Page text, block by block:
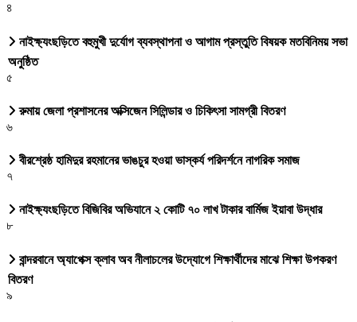
৪
নাইক্ষ্যংছড়িতে বহুমুখী দুর্যোগ ব্যবস্থাপনা ও আগাম প্রস্তুতি বিষয়ক মতবিনিময় সভা
অনুষ্ঠিত
৫
রুমায় জেলা প্রশাসনের অক্সিজেন সিলিন্ডার ও চিকিৎসা সামগ্রী বিতরণ
৬
বীরশ্রেষ্ঠ হামিদুর রহমানের ভাঙচুর হওয়া ভাস্কর্য পরিদর্শনে নাগরিক সমাজ
৭
নাইক্ষ্যংছড়িতে বিজিবির অভিযানে ২ কোটি ৭০ লাখ টাকার বার্মিজ ইয়াবা উদ্ধার
৮
বান্দরবানে অ্যাপেক্স ক্লাব অব নীলাচলের উদ্যোগে শিক্ষার্থীদের মাঝে শিক্ষা উপকরণ
বিতরণ
৯